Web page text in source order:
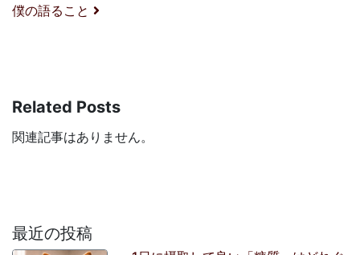
僕の語ること
Related Posts
関連記事はありません。
最近の投稿